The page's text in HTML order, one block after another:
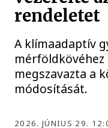
rendeletet
A klímaadaptív
mérföldkövéhez
megszavazta a
módosítását.
2026. JÚNIUS 29.